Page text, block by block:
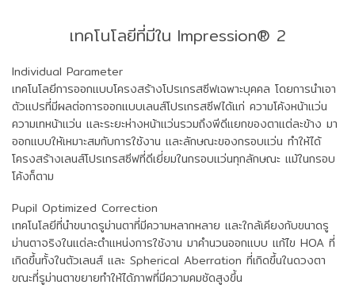
เทคโนโลยีที่มีใน Impression® 2
Individual Parameter
เทคโนโลยีการออกแบบโครงสร้างโปรเกรสซีฟเฉพาะบุคคล โดยการนำเอา
ตัวแปรที่มีผลต่อการออกแบบเลนส์โปรเกรสซีฟได้แก่ ความโค้งหน้าแว่น
ความเทหน้าแว่น และระยะห่างหน้าแว่นรวมถึงพีดีแยกของตาแต่ละข้าง มา
ออกแบบให้เหมาะสมกับการใช้งาน และลักษณะของกรอบแว่น ทำให้ได้
โครงสร้างเลนส์โปรเกรสซีฟที่ดีเยี่ยมในกรอบแว่นทุกลักษณะ แม้ในกรอบ
โค้งก็ตาม
Pupil Optimized Correction
เทคโนโลยีที่นำขนาดรูม่านตาที่มีความหลากหลาย และใกล้เคียงกับขนาดรู
ม่านตาจริงในแต่ละตำแหน่งการใช้งาน มาคำนวนออกแบบ แก้ไข HOA ที่
เกิดขึ้นทั้งในตัวเลนส์ และ Spherical Aberration ที่เกิดขึ้นในดวงตา
ขณะที่รูม่านตาขยายทำให้ได้ภาพที่มีความคมชัดสูงขึ้น